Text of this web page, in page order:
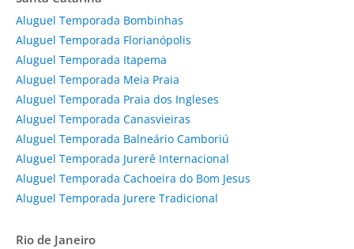
Aluguel Temporada Bombinhas
Aluguel Temporada Florianópolis
Aluguel Temporada Itapema
Aluguel Temporada Meia Praia
Aluguel Temporada Praia dos Ingleses
Aluguel Temporada Canasvieiras
Aluguel Temporada Balneário Camboriú
Aluguel Temporada Jurerê Internacional
Aluguel Temporada Cachoeira do Bom Jesus
Aluguel Temporada Jurere Tradicional
Rio de Janeiro